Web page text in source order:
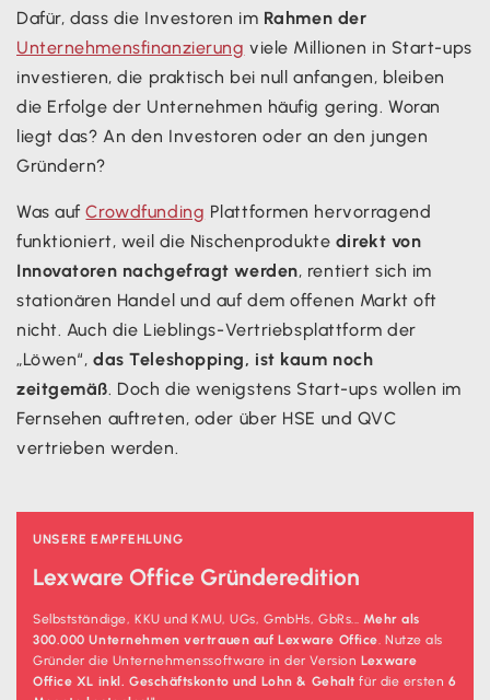
Dafür, dass die Investoren im Rahmen der
Unternehmensfinanzierung viele Millionen in Start-ups
investieren, die praktisch bei null anfangen, bleiben
die Erfolge der Unternehmen häufig gering. Woran
liegt das? An den Investoren oder an den jungen
Gründern?
Was aufCrowdfunding Plattformen hervorragend
funktioniert, weil die Nischenprodukte direkt von
Innovatoren nachgefragt werden, rentiert sich im
stationären Handel und auf dem offenen Markt oft
nicht. Auch die Lieblings-Vertriebsplattform der
„Löwen“,das Teleshopping, ist kaum noch
zeitgemäß. Doch die wenigstens Start-ups wollen im
Fernsehen auftreten, oder über HSE und QVC
vertrieben werden.
UNSERE EMPFEHLUNG
Lexware Office Gründeredition
Selbstständige, KKU und KMU, UGs, GmbHs, GbRs...Mehr als
300.000 Unternehmen vertrauen auf Lexware Office. Nutze als
Gründer die Unternehmenssoftware in der Version Lexware
Office XL inkl. Geschäftskonto und Lohn & Gehalt für die ersten 6